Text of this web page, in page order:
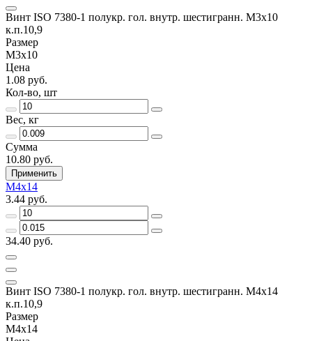
Винт ISO 7380-1 полукр. гол. внутр. шестигранн. М3х10
к.п.10,9
Размер
М3х10
Цена
1.08 руб.
Кол-во, шт
Вес, кг
Сумма
10.80 руб.
Применить
М4х14
3.44 руб.
34.40 руб.
Винт ISO 7380-1 полукр. гол. внутр. шестигранн. М4х14
к.п.10,9
Размер
М4х14